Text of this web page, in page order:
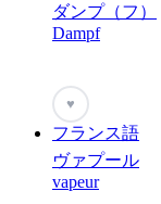
ダンプ（フ）
Dampf
♥
フランス語
ヴァプール
vapeur